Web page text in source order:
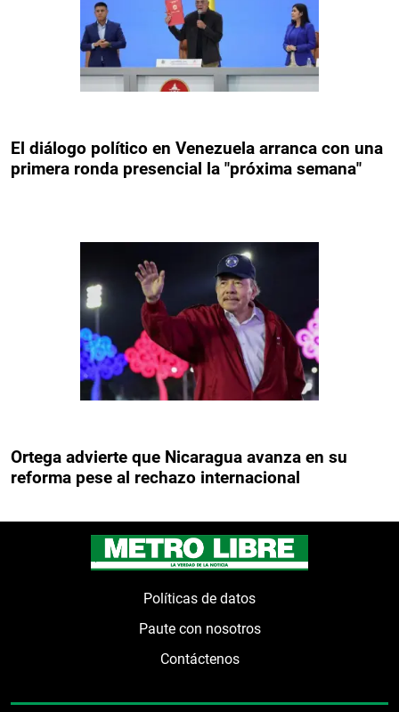
El diálogo político en Venezuela arranca con una
primera ronda presencial la "próxima semana"
Ortega advierte que Nicaragua avanza en su
reforma pese al rechazo internacional
Políticas de datos
Paute con nosotros
Contáctenos